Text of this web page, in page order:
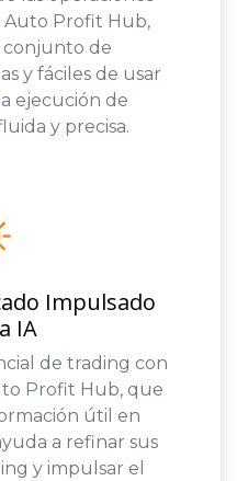
Auto Profit Hub,
de
y fáciles de usar
ejecución de
y precisa.
Impulsado
IA
de trading con
Profit Hub, que
útil en
a refinar sus
y impulsar el